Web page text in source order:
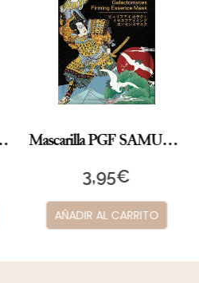
Mascarilla PGF SAMURAI
3,95€
AÑADIR AL CARRITO